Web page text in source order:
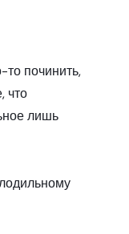
починить,
что
лишь